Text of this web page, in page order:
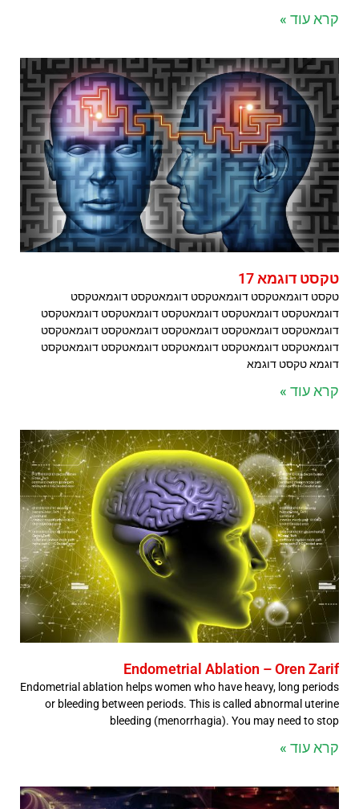
קרא עוד »
טקסט דוגמא 17
טקסט דוגמאטקסט דוגמאטקסט דוגמאטקסט דוגמאטקסט
דוגמאטקסט דוגמאטקסט דוגמאטקסט דוגמאטקסט דוגמאטקסט
דוגמאטקסט דוגמאטקסט דוגמאטקסט דוגמאטקסט דוגמאטקסט
דוגמאטקסט דוגמאטקסט דוגמאטקסט דוגמאטקסט דוגמאטקסט
דוגמא טקסט דוגמא
קרא עוד »
Endometrial Ablation – Oren Zarif
Endometrial ablation helps women who have heavy, long periods
or bleeding between periods. This is called abnormal uterine
bleeding (menorrhagia). You may need to stop
קרא עוד »